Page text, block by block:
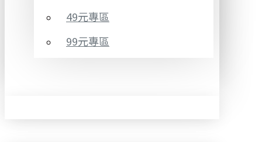
49元專區
99元專區